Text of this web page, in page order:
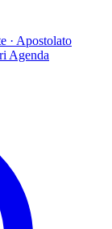
· Apostolato
Agenda